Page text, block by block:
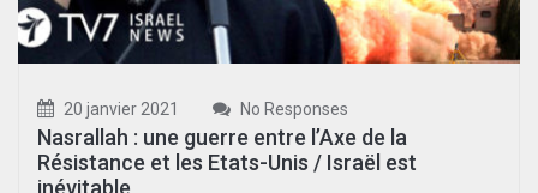
20 janvier 2021 No Responses
Nasrallah : une guerre entre l’Axe de la
Résistance et les Etats-Unis / Israël est